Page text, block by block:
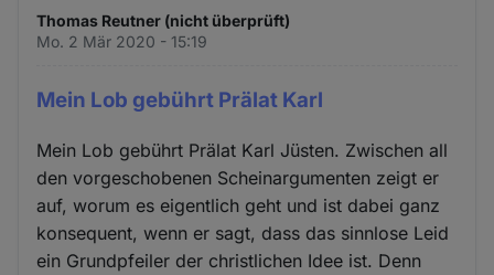
Thomas Reutner (nicht überprüft)
Mo. 2 Mär 2020 - 15:19
Mein Lob gebührt Prälat Karl
Mein Lob gebührt Prälat Karl Jüsten. Zwischen all
den vorgeschobenen Scheinargumenten zeigt er
auf, worum es eigentlich geht und ist dabei ganz
konsequent, wenn er sagt, dass das sinnlose Leid
ein Grundpfeiler der christlichen Idee ist. Denn